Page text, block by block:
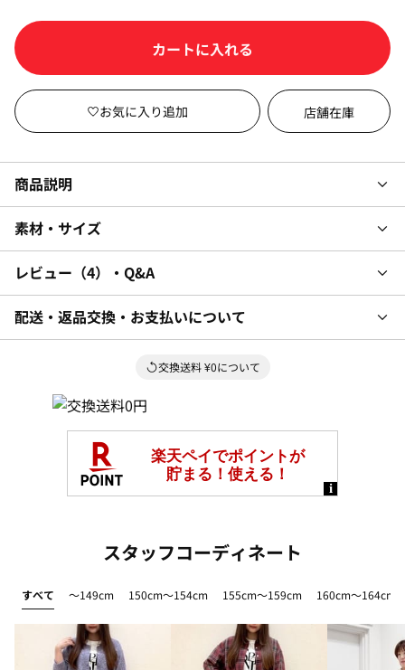
カートに入れる
店舗在庫
商品説明
素材・サイズ
レビュー 4 ・Q&A
配送・返品交換・お支払いについて
交換送料 ¥0について
スタッフコーディネート
すべて ～149cm 150cm～154cm 155cm～159cm 160cm～164cm